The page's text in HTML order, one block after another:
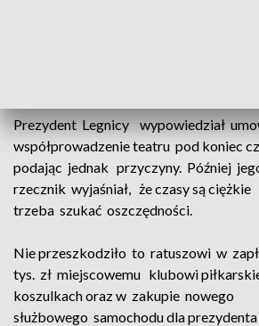
Prezydent Legnicy wypowiedział
współprowadzenie teatru pod koniec
podając jednak przyczyny. Później
rzecznik wyjaśniał, że czasy są ciężkie
trzeba szukać oszczędności.
Nie przeszkodziło to ratuszowi w
tys. zł miejscowemu klubowi
koszulkach oraz w zakupie nowego
służbowego samochodu dla